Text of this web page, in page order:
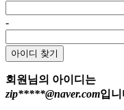
-
아이디 찾기
회원님의 아이디는
zip*****@naver.com입